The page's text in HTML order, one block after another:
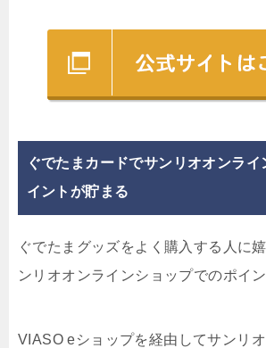
ぐでたまカードでサンリオオンライ
イントが貯まる
ぐでたまグッズをよく購入する人に
ンリオオンラインショップでのポイン
VIASO eショップを経由してサンリ